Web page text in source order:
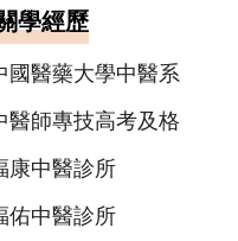
學經歷
國醫藥大學中醫系
醫師專技高考及格
康中醫診所
佑中醫診所